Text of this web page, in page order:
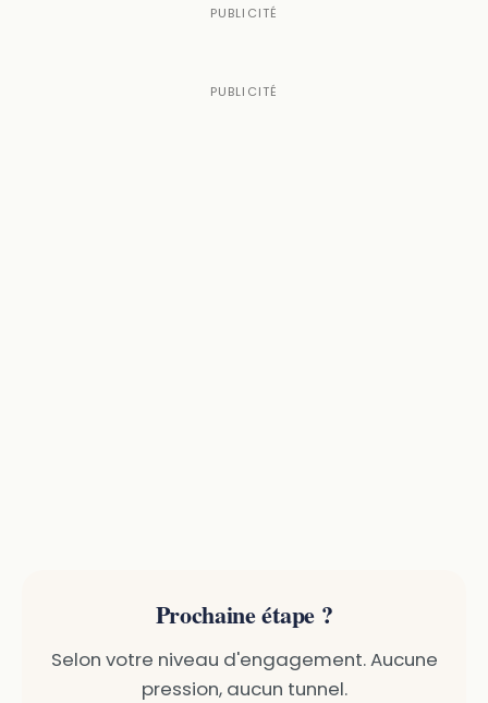
Prochaine étape ?
Selon votre niveau d'engagement. Aucune
pression, aucun tunnel.